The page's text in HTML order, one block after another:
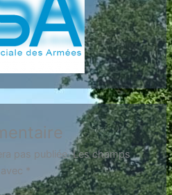
pas publiée. Les champs
*